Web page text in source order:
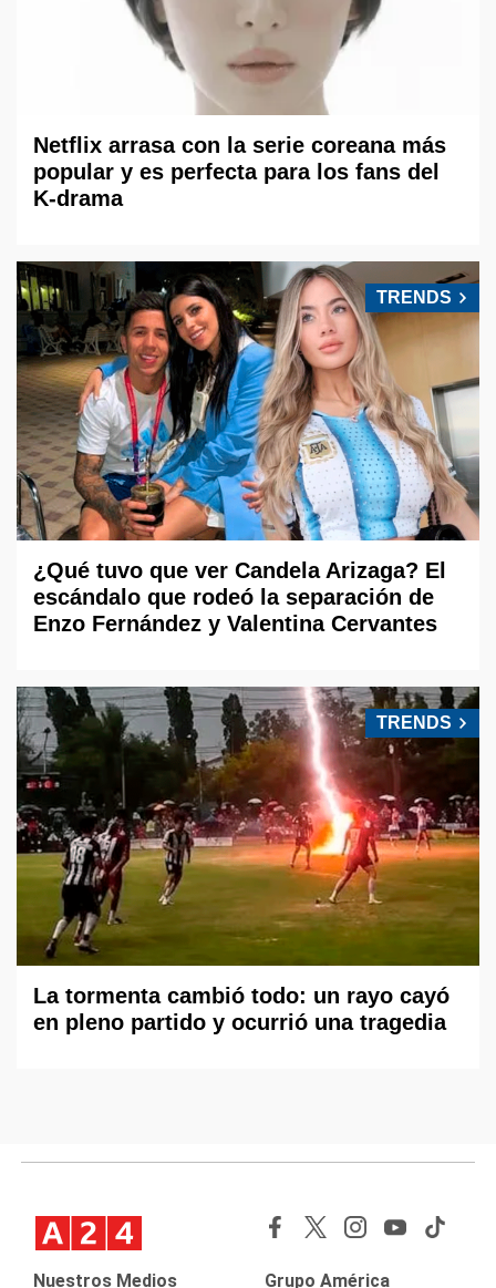
Netflix arrasa con la serie coreana más
popular y es perfecta para los fans del
K-drama
TRENDS
¿Qué tuvo que ver Candela Arizaga? El
escándalo que rodeó la separación de
Enzo Fernández y Valentina Cervantes
TRENDS
La tormenta cambió todo: un rayo cayó
en pleno partido y ocurrió una tragedia
Nuestros Medios Grupo América